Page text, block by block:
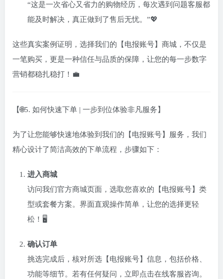
“这是一次省心又省力的购物经历，每次遇到问题客服都
能及时解决，真正做到了售后无忧。”💖
这些真实案例证明，选择我们的【电报账号】商城，不仅是
一笔购买，更是一种信任与品质的保障，让您的每一步数字
营销都稳扎稳打！💼
【🌐5. 如何快速下单 | 一步到位体验非凡服务】
为了让您能够快速地体验到我们的【电报账号】服务，我们
精心设计了简洁高效的下单流程，步骤如下：
进入商城
访问我们官方商城页面，选取您喜欢的【电报账号】类
型或套餐方案。界面直观操作简单，让您的选择更轻
松！🖥️
确认订单
挑选完成后，核对所选【电报账号】信息，包括价格、
功能等细节。若有任何疑问，立即点击在线客服咨询。